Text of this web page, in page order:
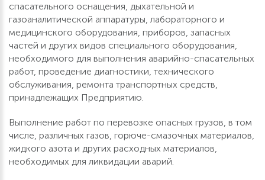
спасательного оснащения, дыхательной и
газоаналитической аппаратуры, лабораторного и
медицинского оборудования, приборов, запасных
частей и других видов специального оборудования,
необходимого для выполнения аварийно-спасательных
работ, проведение диагностики, технического
обслуживания, ремонта транспортных средств,
принадлежащих Предприятию.
Выполнение работ по перевозке опасных грузов, в том
числе, различных газов, горюче-смазочных материалов,
жидкого азота и других расходных материалов,
необходимых для ликвидации аварий.